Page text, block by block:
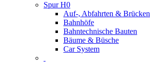
Spur H0
Auf-, Abfahrten & Brücken
Bahnhöfe
Bahntechnische Bauten
Bäume & Büsche
Car System